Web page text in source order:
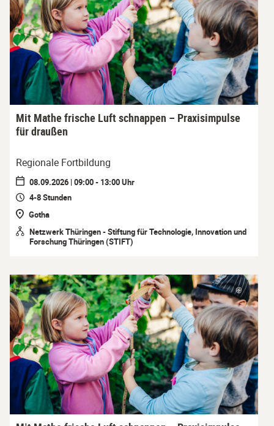
Mit Mathe frische Luft schnappen – Praxisimpulse
für draußen
Regionale Fortbildung
08.09.2026 | 09:00 - 13:00 Uhr
4-8 Stunden
Gotha
Netzwerk Thüringen - Stiftung für Technologie, Innovation und
Forschung Thüringen (STIFT)